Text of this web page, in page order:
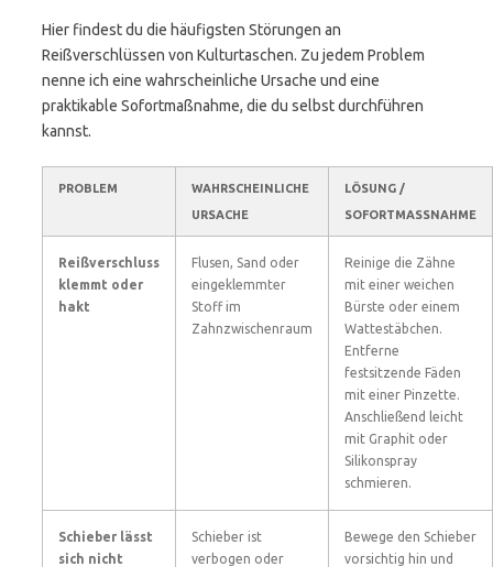
Hier findest du die häufigsten Störungen an
Reißverschlüssen von Kulturtaschen. Zu jedem Problem
nenne ich eine wahrscheinliche Ursache und eine
praktikable Sofortmaßnahme, die du selbst durchführen
kannst.
PROBLEM
WAHRSCHEINLICHE
URSACHE
LÖSUNG /
SOFORTMASSNAHME
Reißverschluss
klemmt oder
hakt
Flusen, Sand oder
eingeklemmter
Stoff im
Zahnzwischenraum
Reinige die Zähne
mit einer weichen
Bürste oder einem
Wattestäbchen.
Entferne
festsitzende Fäden
mit einer Pinzette.
Anschließend leicht
mit Graphit oder
Silikonspray
schmieren.
Schieber lässt
sich nicht
Schieber ist
verbogen oder
Bewege den Schieber
vorsichtig hin und